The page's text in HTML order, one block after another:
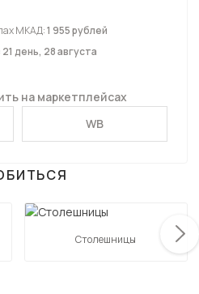
МКАД:1 955 рублей
день, 28 августа
на маркетплейсах
WB
Столешницы